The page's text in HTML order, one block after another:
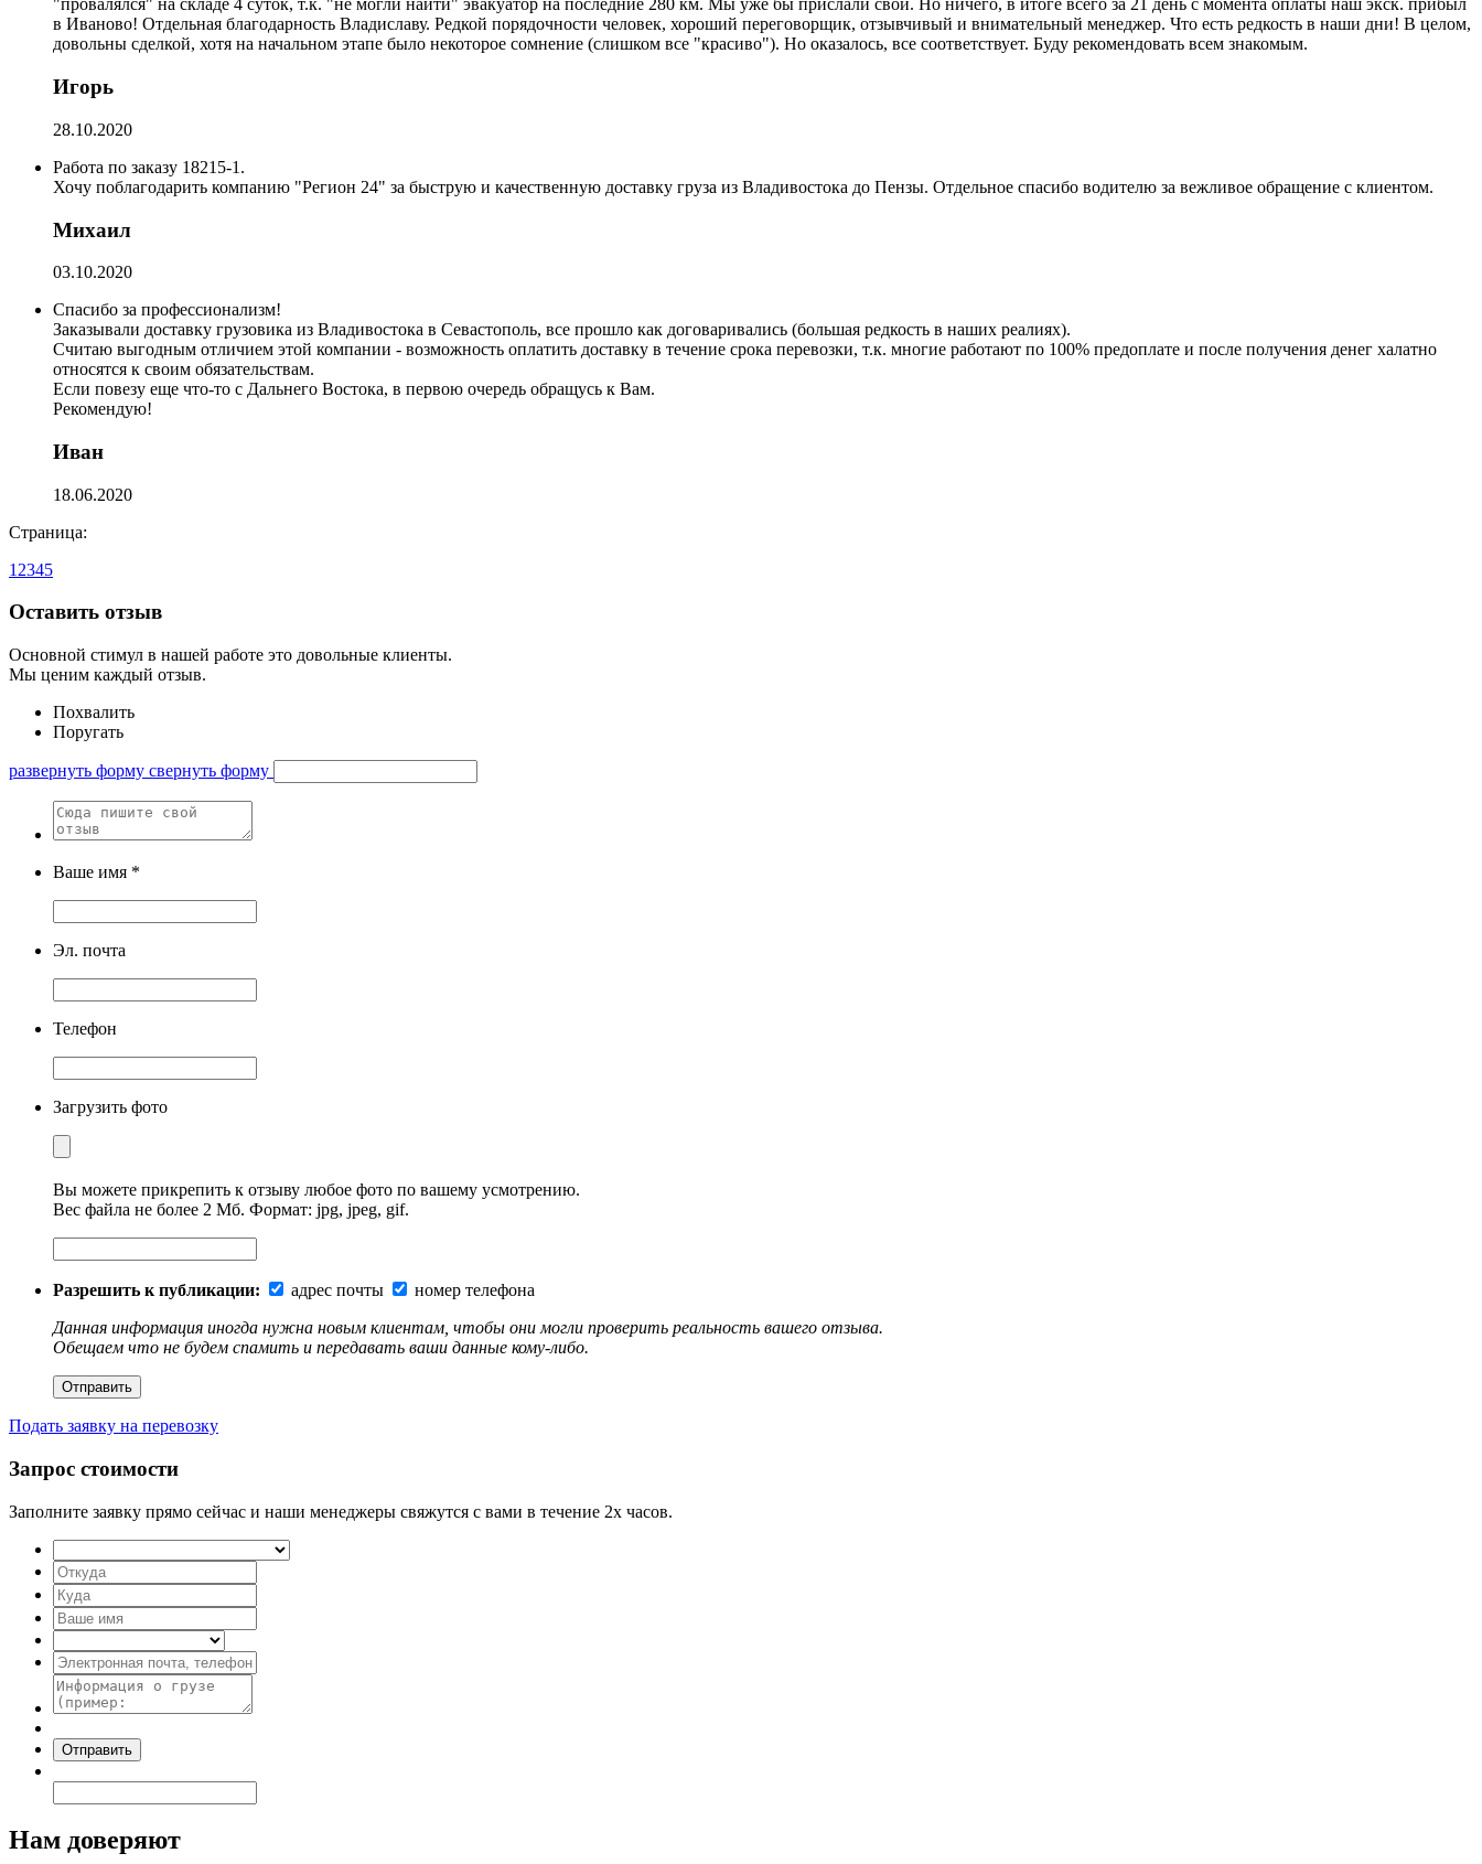
"провалялся" на складе 4 суток, т.к. "не могли найти" эвакуатор на последние 280 км. Мы уже бы прислали свой. Но ничего, в итоге всего за 21 день с момента оплаты наш экск. прибыл
в Иваново! Отдельная благодарность Владиславу. Редкой порядочности человек, хороший переговорщик, отзывчивый и внимательный менеджер. Что есть редкость в наши дни! В целом,
довольны сделкой, хотя на начальном этапе было некоторое сомнение (слишком все "красиво"). Но оказалось, все соответствует. Буду рекомендовать всем знакомым.
Игорь
28.10.2020
Работа по заказу 18215-1.
Хочу поблагодарить компанию "Регион 24" за быструю и качественную доставку груза из Владивостока до Пензы. Отдельное спасибо водителю за вежливое обращение с клиентом.
Михаил
03.10.2020
Спасибо за профессионализм!
Заказывали доставку грузовика из Владивостока в Севастополь, все прошло как договаривались (большая редкость в наших реалиях).
Считаю выгодным отличием этой компании - возможность оплатить доставку в течение срока перевозки, т.к. многие работают по 100% предоплате и после получения денег халатно
относятся к своим обязательствам.
Если повезу еще что-то с Дальнего Востока, в первою очередь обращусь к Вам.
Рекомендую!
Иван
18.06.2020
Страница:
1 2345
Оставить отзыв
Основной стимул в нашей работе это довольные клиенты.
Мы ценим каждый отзыв.
Похвалить
Поругать
развернуть форму свернуть форму
Ваше имя *
Эл. почта
Телефон
Загрузить фото
Вы можете прикрепить к отзыву любое фото по вашему усмотрению.
Вес файла не более 2 Мб. Формат: jpg, jpeg, gif.
Разрешить к публикации: адрес почты
номер телефона
Данная информация иногда нужна новым клиентам, чтобы они могли проверить реальность вашего отзыва.
Обещаем что не будем спамить и передавать ваши данные кому-либо.
Подать заявку на перевозку
Запрос стоимости
Заполните заявку прямо сейчас и наши менеджеры свяжутся с вами в течение 2х часов.
Нам доверяют